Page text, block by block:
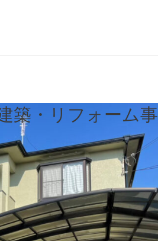
築・リフォーム事